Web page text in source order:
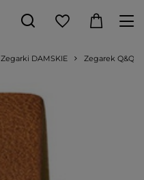
Zegarki DAMSKIE Zegarek Q&Q